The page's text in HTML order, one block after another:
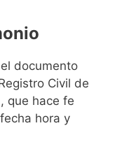
documento
Civil de
que hace fe
hora y